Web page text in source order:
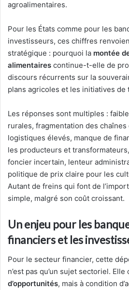
agroalimentaires.
Pour les États comme pour les
investisseurs, ces chiffres
stratégique : pourquoi la montée
alimentaires continue-t-elle de
discours récurrents sur la
plans agricoles et les initiatives de
Les réponses sont multiples :
rurales, fragmentation des chaînes
logistiques élevés, manque de
les producteurs et
foncier incertain, lenteur
politique de prix claire pour les
Autant de freins qui font de
simple, malgré son coût croissant.
Un enjeu pour les
financiers et les
Pour le secteur financier, cette
n’est pas qu’un sujet sectoriel.
d’opportunités, mais à condition